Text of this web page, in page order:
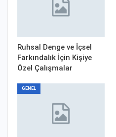
Ruhsal Denge ve İçsel
Farkındalık İçin Kişiye
Özel Çalışmalar
GENEL